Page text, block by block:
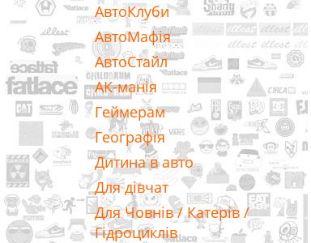
АвтоКлуби
АвтоМафія
АвтоСтайл
АК-манія
Геймерам
Географія
Дитина в авто
Для дівчат
Для Човнів / Катерів /
Гідроциклів